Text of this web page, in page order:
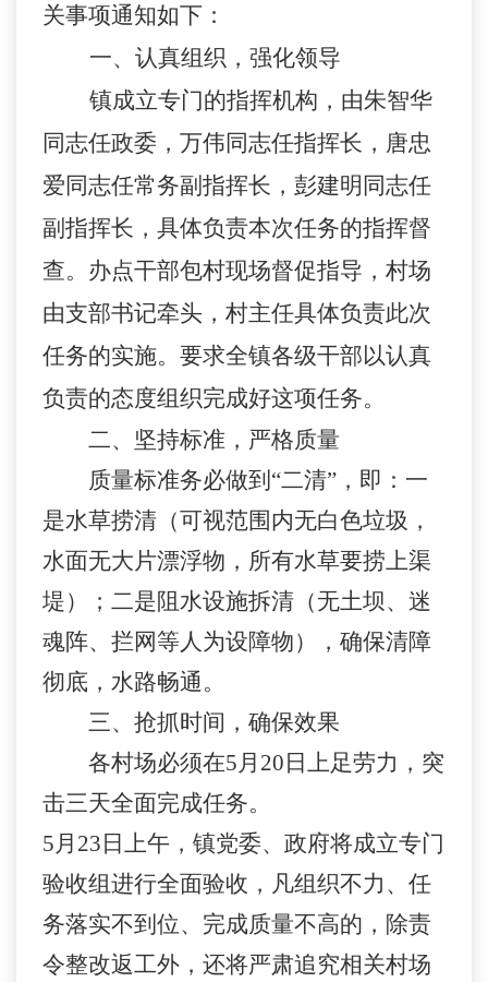
关事项通知如下：
一、认真组织，强化领导
镇成立专门的指挥机构，由朱智华
同志任政委，万伟同志任指挥长，唐忠
爱同志任常务副指挥长，彭建明同志任
副指挥长，具体负责本次任务的指挥督
查。办点干部包村现场督促指导，村场
由支部书记牵头，村主任具体负责此次
任务的实施。要求全镇各级干部以认真
负责的态度组织完成好这项任务。
二、坚持标准，严格质量
质量标准务必做到“二清” ， 即 ：一
是水草捞清（可视范围内无白色垃圾，
水面无大片漂浮物，所有水草要捞上渠
堤）
；二是阻水设施拆清（无土坝、迷
魂阵、拦网等人为设障物），确保清障
彻底，水路畅通。
三、抢抓时间，确保效果
各村场必须在5月 20 日上足劳力，突
击三天全面完成任务。
5月 23 日上午，镇党委、政府将成立专门
验收组进行全面验收，凡组织不力、任
务落实不到位、完成质量不高的，除责
令整改返工外，还将严肃追究相关村场